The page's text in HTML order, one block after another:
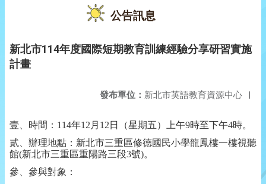
公告訊息
新北市114年度國際短期教育訓練經驗分享研習實施
計畫
發布單位： 新北市英語教育資源中心 |
壹、時間：114年12月12日（星期五）上午9時至下午4時。
貳、辦理地點：新北市三重區修德國民小學龍鳳樓一樓視聽
館(新北市三重區重陽路三段3號)。
參、參與對象：